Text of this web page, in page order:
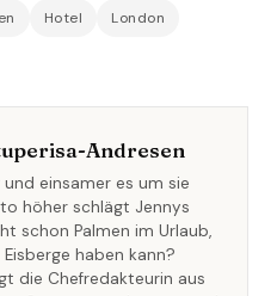
Hotel
London
Andresen
und einsamer es um sie
höher schlägt Jennys
schon Palmen im Urlaub,
haben kann?
die Chefredakteurin aus